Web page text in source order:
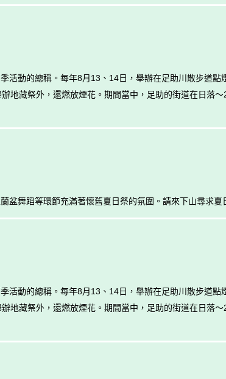
活動的總稱。每年8月13、14日，舉辦在足助川散步道
地藏祭外，還燃放煙花。期間當中，足助的街道在日落
盆舞蹈等環節充滿著懷舊夏日祭的氛圍。請來下山尋求夏
活動的總稱。每年8月13、14日，舉辦在足助川散步道
地藏祭外，還燃放煙花。期間當中，足助的街道在日落